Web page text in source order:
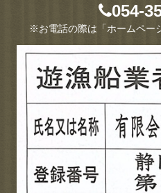
054-
※お電話の際は「ホームペー